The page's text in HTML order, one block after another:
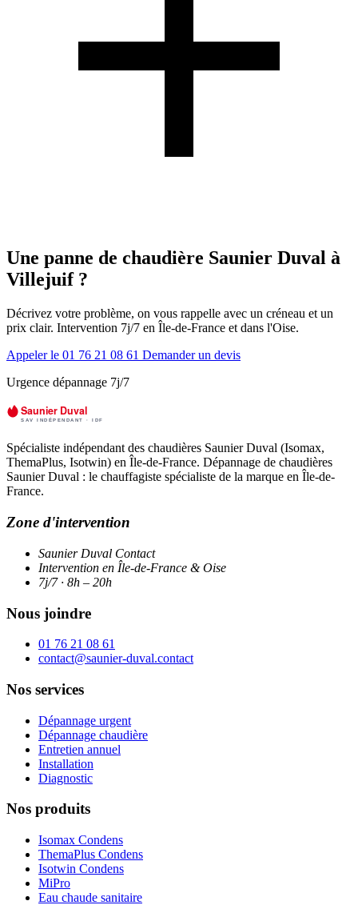
Une panne de chaudière Saunier Duval à
Villejuif ?
Décrivez votre problème, on vous rappelle avec un créneau et un
prix clair. Intervention 7j/7 en Île-de-France et dans l'Oise.
Appeler le 01 76 21 08 61 Demander un devis
Urgence dépannage 7j/7
Spécialiste indépendant des chaudières Saunier Duval (Isomax,
ThemaPlus, Isotwin) en Île-de-France. Dépannage de chaudières
Saunier Duval : le chauffagiste spécialiste de la marque en Île-de-
France.
Zone d'intervention
Saunier Duval Contact
Intervention en Île-de-France & Oise
7j/7 · 8h – 20h
Nous joindre
01 76 21 08 61
contact@saunier-duval.contact
Nos services
Dépannage urgent
Dépannage chaudière
Entretien annuel
Installation
Diagnostic
Nos produits
Isomax Condens
ThemaPlus Condens
Isotwin Condens
MiPro
Eau chaude sanitaire